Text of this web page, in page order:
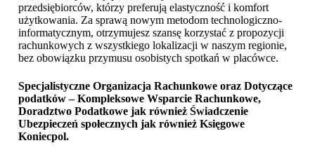
przedsiębiorców, którzy preferują elastyczność i komfort
użytkowania. Za sprawą nowym metodom technologiczno-
informatycznym, otrzymujesz szansę korzystać z propozycji
rachunkowych z wszystkiego lokalizacji w naszym regionie,
bez obowiązku przymusu osobistych spotkań w placówce.
Specjalistyczne Organizacja Rachunkowe oraz Dotyczące
podatków – Kompleksowe Wsparcie Rachunkowe,
Doradztwo Podatkowe jak również Świadczenie
Ubezpieczeń społecznych jak również Księgowe
Koniecpol.